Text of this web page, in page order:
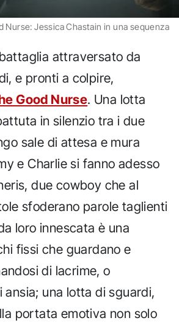
Nurse: Jessica Chastain in una sequenza
attraversato da
e pronti a colpire,
Good Nurse. Una lotta
in silenzio tra i due
sale di attesa e mura
e Charlie si fanno adesso
due cowboy che al
sfoderano parole taglienti
loro innescata è una
fissi che guardano e
di lacrime, o
ansia; una lotta di sguardi,
portata emotiva non solo